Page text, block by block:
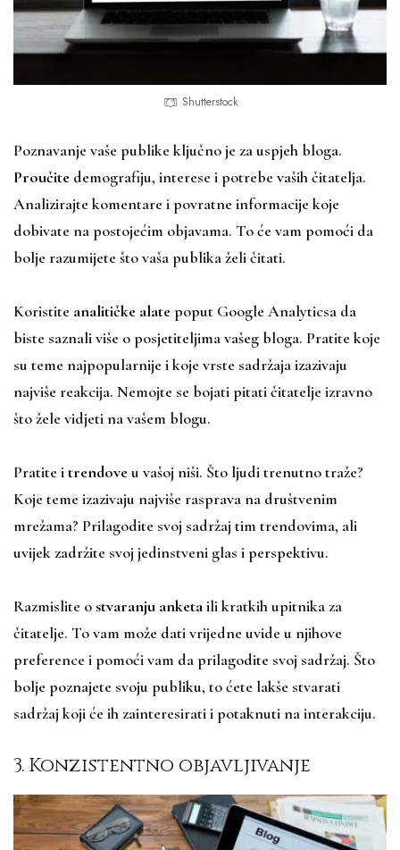
Shutterstock
Poznavanje vaše publike ključno je za uspjeh bloga.
Proučite demografiju, interese i potrebe vaših čitatelja.
Analizirajte komentare i povratne informacije koje
dobivate na postojećim objavama. To će vam pomoći da
bolje razumijete što vaša publika želi čitati.
Koristite analitičke alatepoput Google Analyticsa da
biste saznali više o posjetiteljima vašeg bloga. Pratite koje
su teme najpopularnije i koje vrste sadržaja izazivaju
najviše reakcija. Nemojte se bojati pitati čitatelje izravno
što žele vidjeti na vašem blogu.
Pratite itrendoveu vašoj niši. Što ljudi trenutno traže?
Koje teme izazivaju najviše rasprava na društvenim
mrežama? Prilagodite svoj sadržaj tim trendovima, ali
uvijek zadržite svoj jedinstveni glas i perspektivu.
Razmislite ostvaranju anketaili kratkih upitnika za
čitatelje. To vam može dati vrijedne uvide u njihove
preference i pomoći vam da prilagodite svoj sadržaj. Što
bolje poznajete svoju publiku, to ćete lakše stvarati
sadržaj koji će ih zainteresirati i potaknuti na interakciju.
3. Konzistentno objavljivanje